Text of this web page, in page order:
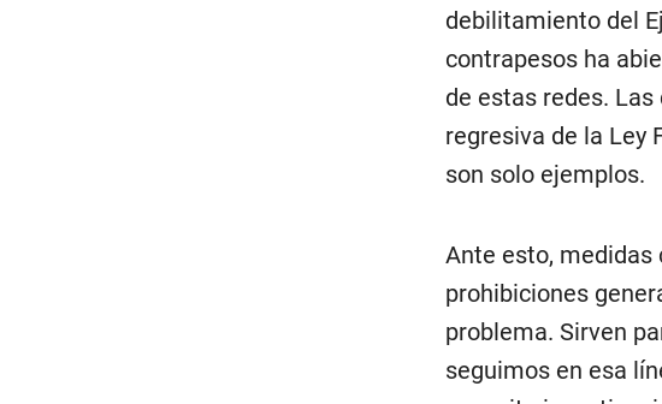
debilitamiento del
contrapesos ha
de estas redes.
regresiva de la Ley
son solo ejemplos.
Ante esto,
prohibiciones
problema. Sirven
seguimos en esa